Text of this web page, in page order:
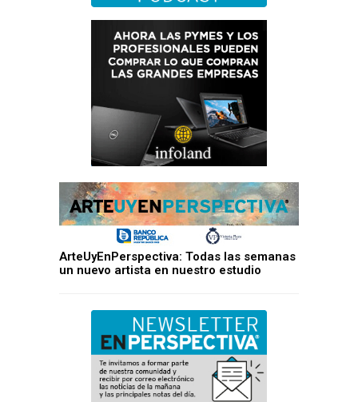
ArteUyEnPerspectiva: Todas las semanas
un nuevo artista en nuestro estudio